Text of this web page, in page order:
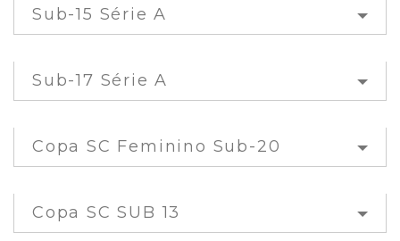
Sub-15 Série A
Sub-17 Série A
Copa SC Feminino Sub-20
Copa SC SUB 13